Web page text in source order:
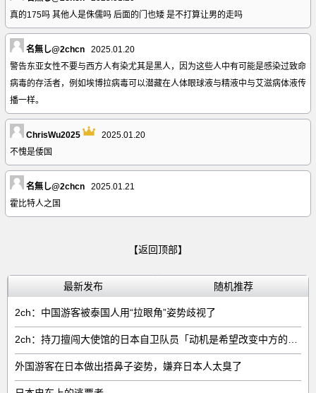
真的175吗 其他人是侏儒吗 后面的门也矮 是不打算让男的走吗
名無し@2chcn
2025.01.20
警告东亚女性不要与西方人有染尤其是黑人，因为这些人中有可能是感染过致命
病毒的存活者，例如埃博拉病毒可以潜藏在人体眼球液与精液中与艾滋病体液传
播一样。
ChrisWu2025
2025.01.20
不愧是倭国
名無し@2chcn
2025.01.21
霍比特人之国
【返回顶部】
最新发布 随机推荐
2ch：中国游客被泰国人用“拉眼角”姿势歧视了
外国游客在日本做出捂鼻子姿势，嫌弃日本人太臭了